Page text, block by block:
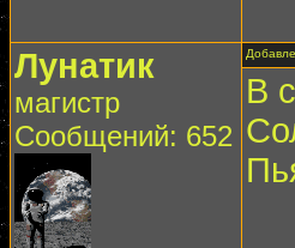
Лунатик
магистр
Сообщений: 652
В